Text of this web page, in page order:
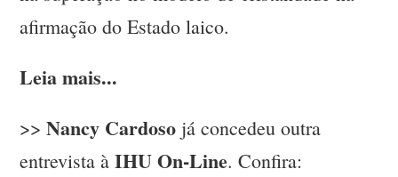
afirmação do Estado laico.
Leia mais...
>>Nancy Cardoso já concedeu outra
entrevista àIHU On-Line. Confira: